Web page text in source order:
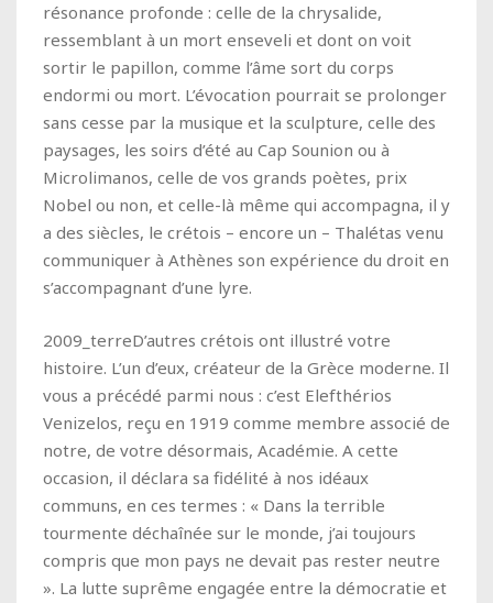
résonance profonde : celle de la chrysalide,
ressemblant à un mort enseveli et dont on voit
sortir le papillon, comme l’âme sort du corps
endormi ou mort. L’évocation pourrait se prolonger
sans cesse par la musique et la sculpture, celle des
paysages, les soirs d’été au Cap Sounion ou à
Microlimanos, celle de vos grands poètes, prix
Nobel ou non, et celle-là même qui accompagna, il y
a des siècles, le crétois – encore un – Thalétas venu
communiquer à Athènes son expérience du droit en
s’accompagnant d’une lyre.
2009_terreD’autres crétois ont illustré votre
histoire. L’un d’eux, créateur de la Grèce moderne. Il
vous a précédé parmi nous : c’est Elefthérios
Venizelos, reçu en 1919 comme membre associé de
notre, de votre désormais, Académie. A cette
occasion, il déclara sa fidélité à nos idéaux
communs, en ces termes : « Dans la terrible
tourmente déchaînée sur le monde, j’ai toujours
compris que mon pays ne devait pas rester neutre
». La lutte suprême engagée entre la démocratie et